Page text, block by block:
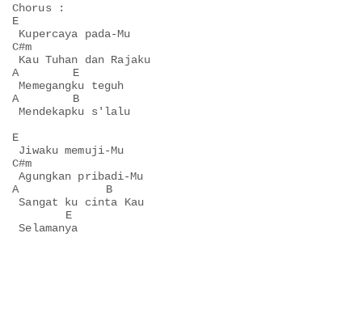
Chorus :
E
Kupercaya pada-Mu
C#m
Kau Tuhan dan Rajaku
A        E
Memegangku teguh
A        B
Mendekapku s'lalu
E
Jiwaku memuji-Mu
C#m
Agungkan pribadi-Mu
A             B
Sangat ku cinta Kau
        E